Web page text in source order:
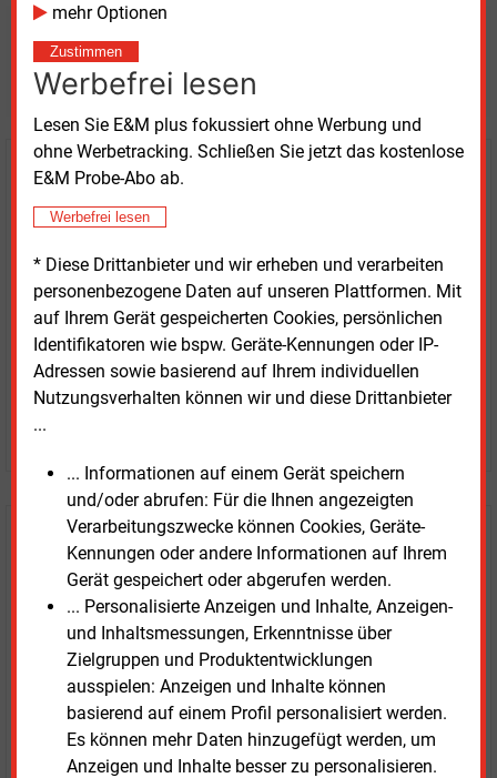
mehr Optionen
Zustimmen
Werbefrei lesen
Lesen Sie E&M plus fokussiert ohne Werbung und
ohne Werbetracking. Schließen Sie jetzt das kostenlose
E&M Probe-Abo ab.
Werbefrei lesen
* Diese Drittanbieter und wir erheben und verarbeiten
personenbezogene Daten auf unseren Plattformen. Mit
auf Ihrem Gerät gespeicherten Cookies, persönlichen
Identifikatoren wie bspw. Geräte-Kennungen oder IP-
Adressen sowie basierend auf Ihrem individuellen
Nutzungsverhalten können wir und diese Drittanbieter
...
... Informationen auf einem Gerät speichern
und/oder abrufen: Für die Ihnen angezeigten
Verarbeitungszwecke können Cookies, Geräte-
Kennungen oder andere Informationen auf Ihrem
Gerät gespeichert oder abgerufen werden.
... Personalisierte Anzeigen und Inhalte, Anzeigen-
und Inhaltsmessungen, Erkenntnisse über
Zielgruppen und Produktentwicklungen
ausspielen: Anzeigen und Inhalte können
basierend auf einem Profil personalisiert werden.
Es können mehr Daten hinzugefügt werden, um
Anzeigen und Inhalte besser zu personalisieren.
Möchten Sie diese und
weitere Nachrichten lesen?
Kaufen Sie den Artikel
erhalten Sie sofort diesen redaktionellen Beitrag für
nur € 8.93
Testen SieE&M
kostenlos und
unverbindlich
Zwei Wochen kostenfreier Zugang
Zugang auf stündlich aktualisierte Nachrichten mit
Prognose- und Marktdaten
+ einmal täglich E&M daily
+ zwei Ausgaben der Zeitung E&M
ohne automatische Verlängerung